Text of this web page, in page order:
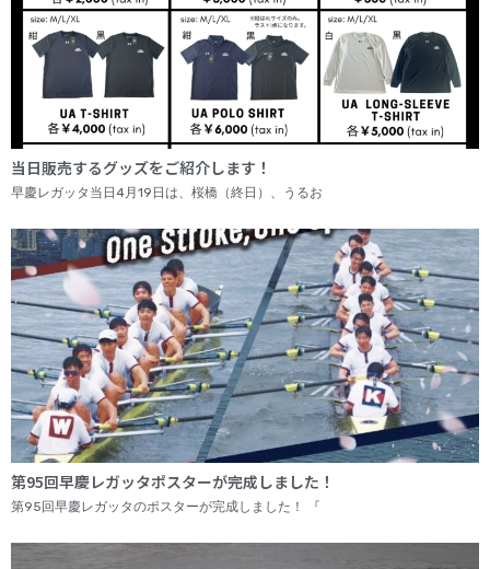
当日販売するグッズをご紹介します！
早慶レガッタ当日4月19日は、桜橋（終日）、うるお
第95回早慶レガッタポスターが完成しました！
第95回早慶レガッタのポスターが完成しました！ 『